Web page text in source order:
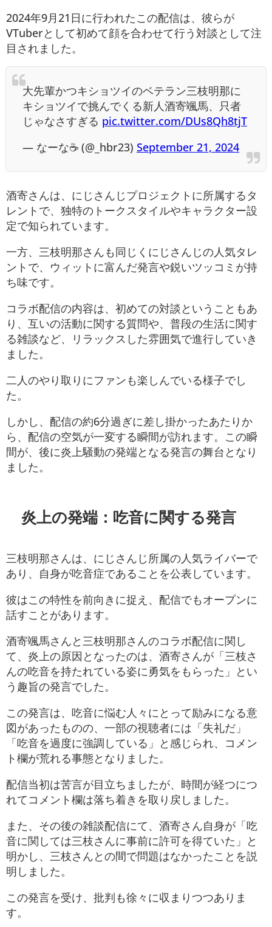
2024年9月21日に行われたこの配信は、彼らが
VTuberとして初めて顔を合わせて行う対談として注
目されました。
大先輩かつキショツイのベテラン三枝明那に
キショツイで挑んでくる新人酒寄颯馬、只者
じゃなさすぎる pic.twitter.com/DUs8Qh8tjT
— なーな☕️ (@_hbr23) September 21, 2024
酒寄さんは、にじさんじプロジェクトに所属するタ
レントで、独特のトークスタイルやキャラクター設
定で知られています。
一方、三枝明那さんも同じくにじさんじの人気タレ
ントで、ウィットに富んだ発言や鋭いツッコミが持
ち味です​。
コラボ配信の内容は、初めての対談ということもあ
り、互いの活動に関する質問や、普段の生活に関す
る雑談など、リラックスした雰囲気で進行していき
ました。
二人のやり取りにファンも楽しんでいる様子でし
た。
しかし、配信の約6分過ぎに差し掛かったあたりか
ら、配信の空気が一変する瞬間が訪れます。この瞬
間が、後に炎上騒動の発端となる発言の舞台となり
ました。
炎上の発端：吃音に関する発言
三枝明那さんは、にじさんじ所属の人気ライバーで
あり、自身が吃音症であることを公表しています。
彼はこの特性を前向きに捉え、配信でもオープンに
話すことがあります。
酒寄颯馬さんと三枝明那さんのコラボ配信に関し
て、炎上の原因となったのは、酒寄さんが「三枝さ
んの吃音を持たれている姿に勇気をもらった」とい
う趣旨の発言でした。
この発言は、吃音に悩む人々にとって励みになる意
図があったものの、一部の視聴者には「失礼だ」
「吃音を過度に強調している」と感じられ、コメン
ト欄が荒れる事態となりました。
配信当初は苦言が目立ちましたが、時間が経つにつ
れてコメント欄は落ち着きを取り戻しました。
また、その後の雑談配信にて、酒寄さん自身が「吃
音に関しては三枝さんに事前に許可を得ていた」と
明かし、三枝さんとの間で問題はなかったことを説
明しました。
この発言を受け、批判も徐々に収まりつつありま
す。